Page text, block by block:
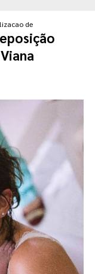
de estrogenio
de clinica de